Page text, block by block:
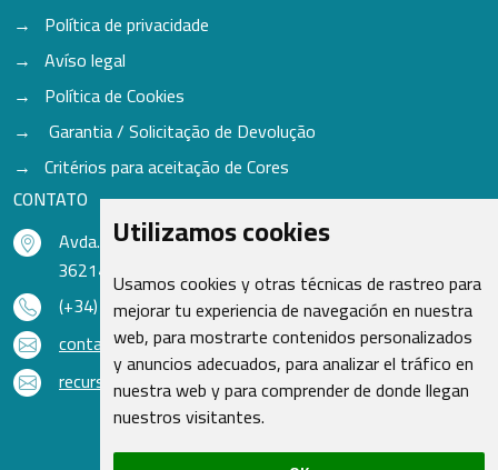
Utilizamos cookies
Usamos cookies y otras técnicas de rastreo para
mejorar tu experiencia de navegación en nuestra
web, para mostrarte contenidos personalizados
y anuncios adecuados, para analizar el tráfico en
nuestra web y para comprender de donde llegan
nuestros visitantes.
Política de privacidade
Avíso legal
Política de Cookies
Garantia / Solicitação de Devolução
Critérios para aceitação de Cores
CONTATO
Avda. do Freixo - Sardoma, 13
36214 Vigo - Pontevedra - Espanha
(+34) 986 48 16 33
contacto@qsr.es
recursoshumanos@qsr.es